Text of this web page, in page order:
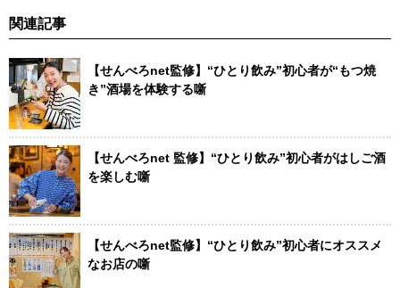
関連記事
【せんべろnet監修】“ひとり飲み”初心者が“もつ焼
き”酒場を体験する噺
【せんべろnet 監修】“ひとり飲み”初心者がはしご酒
を楽しむ噺
【せんべろnet監修】“ひとり飲み”初心者にオススメ
なお店の噺